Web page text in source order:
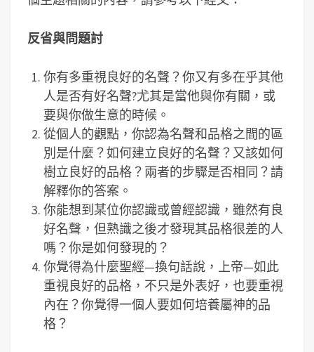
反省與問題討
你有多重視良好的名聲？你又有多在乎其他
人是否有好名聲?尤其是當他與你有關，或
要與你做生意的時候。
從個人的觀點，你認為名聲和品格之間的區
別是什麼？如何建立良好的名聲？又該如何
樹立良好的品格？兩者的步驟是否相同？請
解釋你的答案。
你能想到某位你認識或曾經認識，雖然有良
好名聲，但熟識之後才發現其品格很差的人
嗎？你是如何發現的？
你覺得為什麼聖經—換句話說，上帝—如此
重視良好的品格，不只是外表好，也要重視
內在？你覺得一個人要如何培養屬神的品
格？